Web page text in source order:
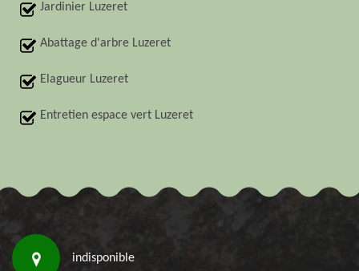
Jardinier Luzeret
Abattage d'arbre Luzeret
Elagueur Luzeret
Entretien espace vert Luzeret
indisponible